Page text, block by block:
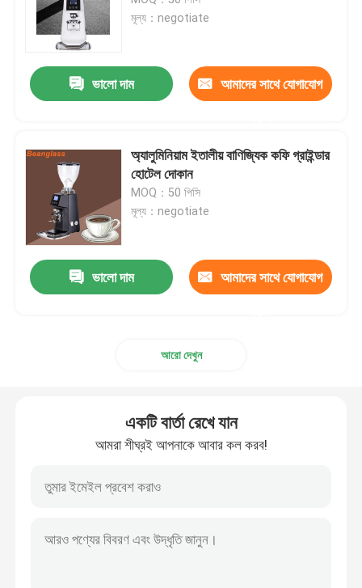
ডসারলেস কফি গ্রাইন্ডার
বাণিজ্যিক কফি পেষকদন্ত
গৃহস্থালী কফি পেষকদন্ত
এসপ্রেসো বিন গ্রাইন্ডার
আউটডোর কফি পেষকদন্ত
স্বয়ংক্রিয় দুধ Frother
মূল্য：negotiate
ভালো দাম আমাদের সাথে যোগাযোগ
অ্যালুমিনিয়াম ইতালীয় বাণিজ্যিক কফি গ্রাইন্ডার
হোটেল দোকান
MOQ：50 পিসি
মূল্য：negotiate
ভালো দাম আমাদের সাথে যোগাযোগ
আরো দেখুন
একটি বার্তা রেখে যান
আমরা শীঘ্রই আপনাকে আবার কল করব!